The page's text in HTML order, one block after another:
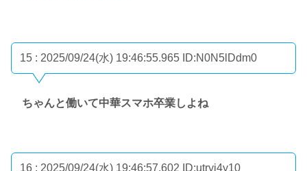
15 : 2025/09/24(水) 19:46:55.965 ID:N0N5lDdm0
ちゃんと働いて中華スマホ卒業しよね
16 : 2025/09/24(水) 19:46:57.602 ID:utryi4y10